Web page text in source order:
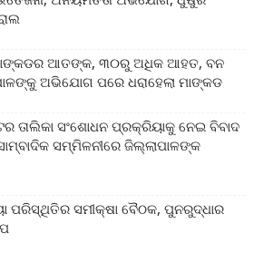
ଆତଙ୍କ, ୩୦ରୁ ଅଧିକ ଆହତ, ବନ
ଅଭିଯୋଗ ପରେ ଧରାହେଲା ମାଙ୍କଡ
ତାଲିକା ସଂଶୋଧନ ପ୍ରକ୍ରିୟାକୁ ନେଇ ବିବାଦ
ସମ୍ମିଳନୀରେ ଜିଲ୍ଲାପାଳଙ୍କ
ପରିସ୍ଥିତିର ସମୀକ୍ଷା ବୈଠକ, ପୁନରୁଦ୍ଧାର